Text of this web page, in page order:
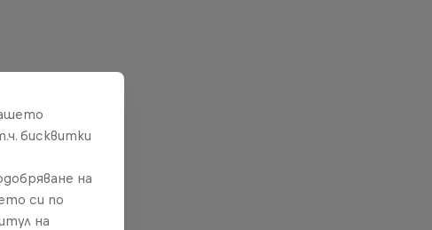
бисквитки
на
си по
на